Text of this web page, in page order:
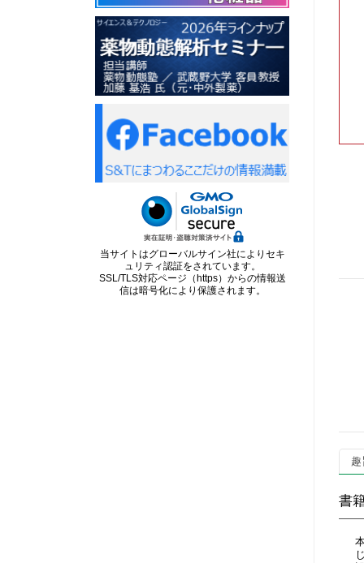
趣
書
当サイトはグローバルサイン社によりセキ
ュリティ認証をされています。
SSL/TLS対応ページ（https）からの情報送
信は暗号化により保護されます。